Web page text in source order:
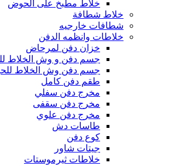
خلاط مطبخ على الحوض
خلاط شطافة
شطافات خارجيه
خلاطات وانظمه الدفن
خزان دفن لمرحاض
جسم دفن و وش الخلاط
جسم دفن وش الخلاط
طقم دفن كامل
مخرج دفن سفلي
مخرج دفن سقفى
مخرج دفن علوي
طاسات دش
كوع دفن
جيتات شاور
خلاطات ثيرموستات